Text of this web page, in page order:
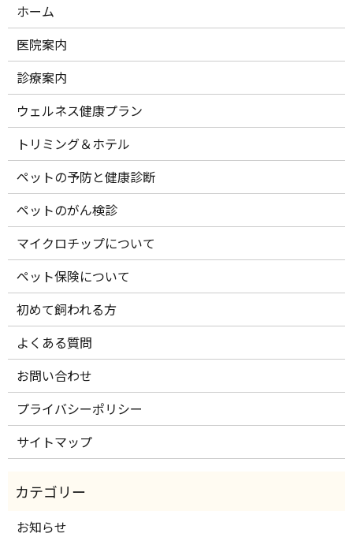
ホーム
医院案内
診療案内
ウェルネス健康プラン
トリミング＆ホテル
ペットの予防と健康診断
ペットのがん検診
マイクロチップについて
ペット保険について
初めて飼われる方
よくある質問
お問い合わせ
プライバシーポリシー
サイトマップ
お知らせ